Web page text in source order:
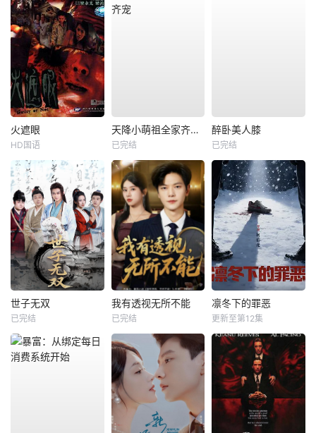
火遮眼
HD国语
天降小萌祖全家齐齐宠
已完结
醉卧美人膝
已完结
世子无双
已完结
我有透视无所不能
已完结
凛冬下的罪恶
更新至第12集